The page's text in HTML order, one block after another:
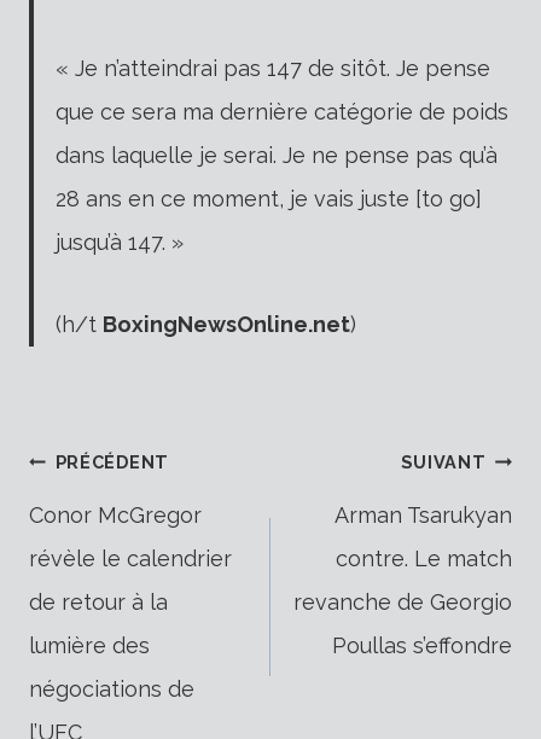
« Je n’atteindrai pas 147 de sitôt. Je pense
que ce sera ma dernière catégorie de poids
dans laquelle je serai. Je ne pense pas qu’à
28 ans en ce moment, je vais juste [to go]
jusqu’à 147. »
(h/t BoxingNewsOnline.net)
Navigation
de
l’article
PRÉCÉDENT
Conor McGregor
révèle le calendrier
de retour à la
lumière des
négociations de
l’UFC
SUIVANT
Arman Tsarukyan
contre. Le match
revanche de Georgio
Poullas s’effondre